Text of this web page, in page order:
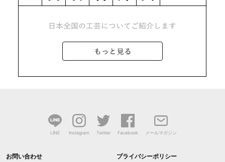
LINE Instagram Twitter Facebook メールマガジン
お問い合わせ プライバシーポリシー